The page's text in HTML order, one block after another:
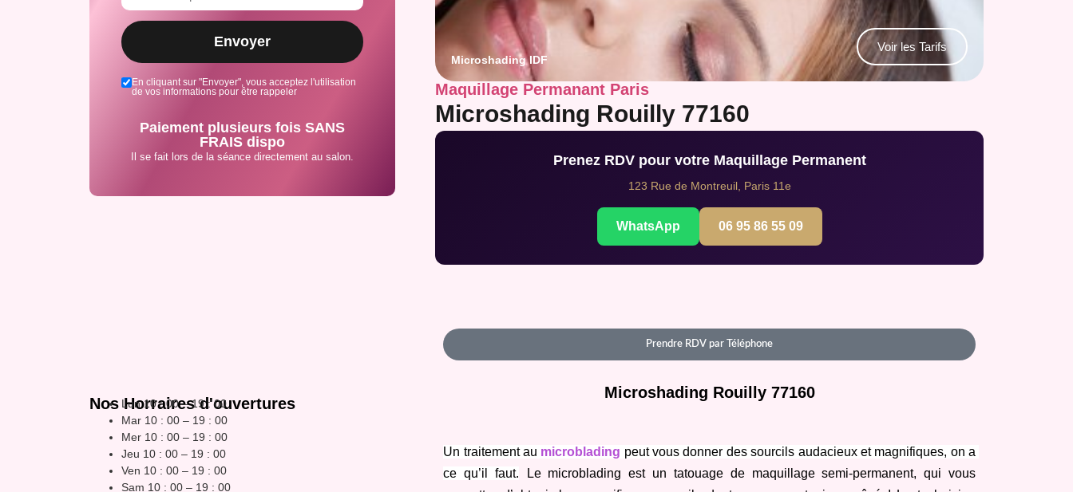
En cliquant sur "Envoyer", vous acceptez l'utilisation
de vos informations pour être rappeler
Envoyer
Paiement plusieurs fois SANS
FRAIS dispo
Il se fait lors de la séance directement au salon.
Nos Horraires d'ouvertures
Lun 10 : 00 – 19 : 00
Mar 10 : 00 – 19 : 00
Mer 10 : 00 – 19 : 00
Jeu 10 : 00 – 19 : 00
Ven 10 : 00 – 19 : 00
Sam 10 : 00 – 19 : 00
Microshading IDF
Voir les Tarifs
Maquillage Permanant Paris
Microshading Rouilly 77160
Prenez RDV pour votre Maquillage Permanent
123 Rue de Montreuil, Paris 11e
WhatsApp 06 95 86 55 09
Prendre RDV par Téléphone
Microshading Rouilly 77160
Un traitement au microblading peut vous donner des sourcils audacieux et magnifiques, on a
ce qu’il faut.
Le microblading est un tatouage de maquillage semi-permanent, qui vous